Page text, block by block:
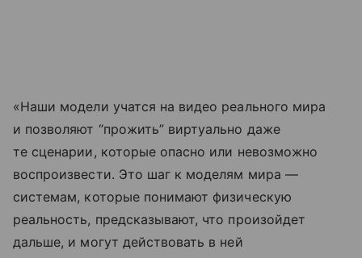
«Наши модели учатся на видео реального мира
и позволяют “прожить” виртуально даже
те сценарии, которые опасно или невозможно
воспроизвести. Это шаг к моделям мира —
системам, которые понимают физическую
реальность, предсказывают, что произойдет
дальше, и могут действовать в ней